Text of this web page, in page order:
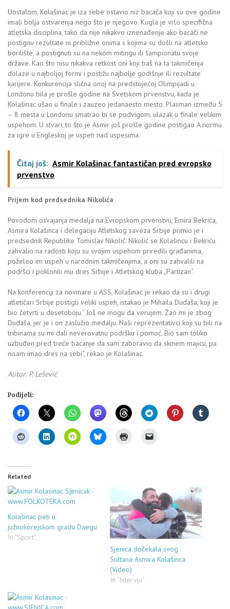
Uostalom, Kolašinac je iza sebe ostavio niz bacača koji su ove godine
imali bolja ostvarenja nego što je njegovo. Kugla je vrlo specifična
atletska disciplina, tako da nije nikakvo iznenađenje ako bacači ne
postignu rezultate ni približne onima s kojima su došli na atletsko
borilište, a postignuti su na nekom mitingu ili šampionatu svoje
države. Kao što nisu nikakva retkost oni koji baš na ta takmičenja
dolaze u najboljoj formi i postižu najbolje godišnje ili rezultate
karijere. Konkurencija slična onoj na predstojećoj Olimpijadi u
Londonu bila je prošle godine na Svetskom prvenstvu, kada je
Kolašinac ušao u finale i zauzeo jedanaesto mesto. Plasman između 5
– 8 mesta u Londonu smatrao bi se podvigom, ulazak u finale velikim
uspehom. U stvari, to što je Asmir još prošle godine postigao A normu
za igre u Engleskoj je uspeh nad uspesima.
Čitaj još: Asmir Kolašinac fantastičan pred evropsko
prvenstvo
Prijem kod predsednika Nikolića
Povodom osvajanja medalja na Evropskom prvenstvu, Emira Bekrića,
Asmira Kolašinca i delegaciju Atletskog saveza Srbije primio je i
predsednik Republike Tomislav Nikolić. Nikolić se Kolašincu i Bekriću
zahvalio na radosti koju su svojim uspehom priredili građanima,
poželeo im uspeh u narednim takmičenjima, a oni su zahvalili na
podršci i poklonili mu dres Srbije i Atletskog kluba „Partizan“.
Na konferenciji za novinare u ASS, Kolašinac je rekao da su i drugi
atletičari Srbije postigli veliki uspeh, istakao je Mihaila Dudaša, koji je
bio četvrti u desetoboju.“ Još ne mogu da verujem. Žao mi je zbog
Dudaša, jer je i on zaslužio medalju. Naši reprezentativci koji su bili na
tribinama su mi dali neverovatnu podršku i pomoć. Bio sam toliko
uzbuđen pred treće bacanje da sam zaboravio da skinem majicu, pa
nisam imao dres na sebi“, rekao je Kolašinac.
Autor: P. Lešević
Podijeli:
Related
Kolašinac peti u
južnokorejskom gradu Daegu
In "Sport"
Sjenica dočekala svog
Sultana Asmira Kolašinca
(Video)
In "Intervju"